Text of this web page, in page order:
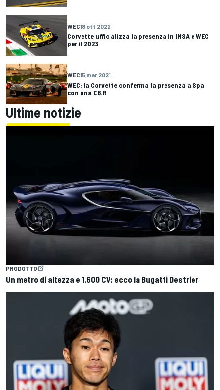
WEC18 ott 2022
Corvette ufficializza la presenza in IMSA e WEC
per il 2023
WEC15 mar 2021
WEC: la Corvette conferma la presenza a Spa
con una C8.R
Ultime notizie
PRODOTTO
Un metro di altezza e 1.600 CV: ecco la Bugatti Destrier